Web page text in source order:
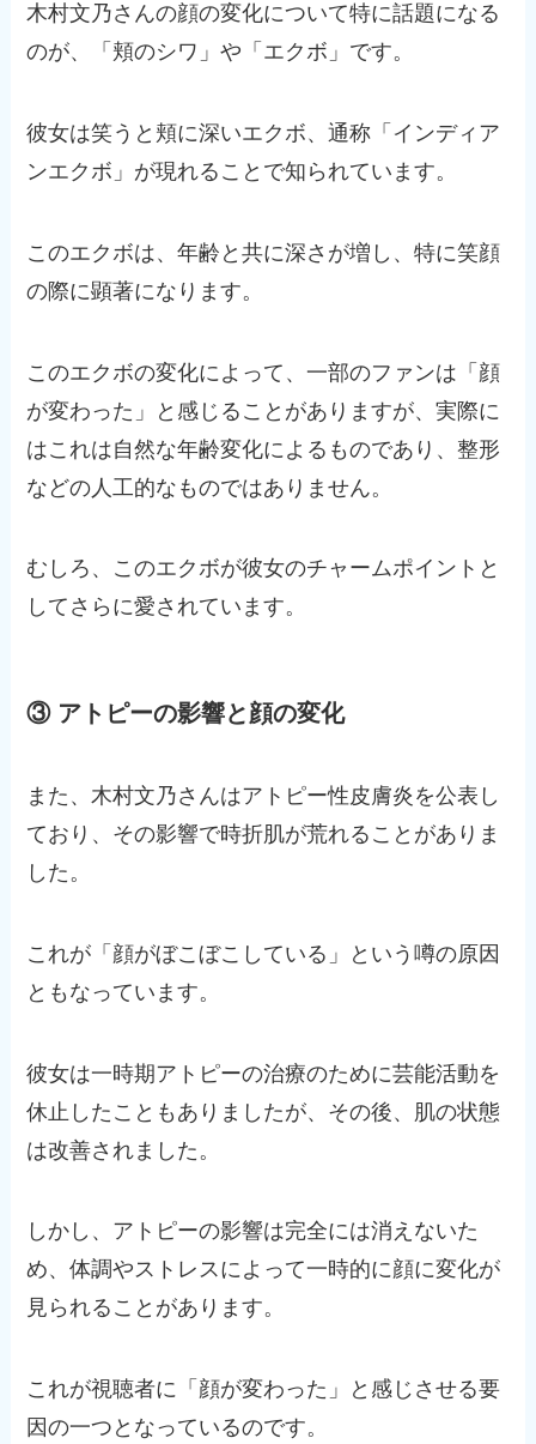
木村文乃さんの顔の変化について特に話題になる
のが、「頬のシワ」や「エクボ」です。
彼女は笑うと頬に深いエクボ、通称「インディア
ンエクボ」が現れることで知られています。
このエクボは、年齢と共に深さが増し、特に笑顔
の際に顕著になります。
このエクボの変化によって、一部のファンは「顔
が変わった」と感じることがありますが、実際に
はこれは自然な年齢変化によるものであり、整形
などの人工的なものではありません。
むしろ、このエクボが彼女のチャームポイントと
してさらに愛されています​。
③ アトピーの影響と顔の変化
また、木村文乃さんはアトピー性皮膚炎を公表し
ており、その影響で時折肌が荒れることがありま
した。
これが「顔がぼこぼこしている」という噂の原因
ともなっています。
彼女は一時期アトピーの治療のために芸能活動を
休止したこともありましたが、その後、肌の状態
は改善されました。
しかし、アトピーの影響は完全には消えないた
め、体調やストレスによって一時的に顔に変化が
見られることがあります。
これが視聴者に「顔が変わった」と感じさせる要
因の一つとなっているのです。